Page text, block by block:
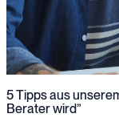
5 Tipps aus
Berater wird”